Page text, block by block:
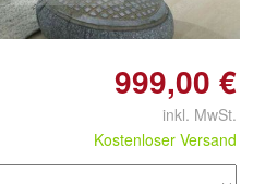
999,00 €
inkl. MwSt.
Kostenloser Versand